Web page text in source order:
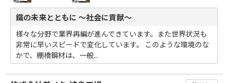
鐵の未来とともに ～社会に貢献～
様々な分野で業界再編が進んできています。また世界状況も
非常に早いスピードで変化しています。 このような環境のな
かで、棚橋鋼材は、一般...